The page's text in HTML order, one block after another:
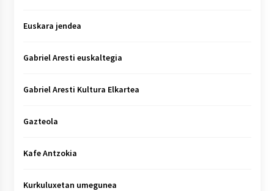
Euskara jendea
Gabriel Aresti euskaltegia
Gabriel Aresti Kultura Elkartea
Gazteola
Kafe Antzokia
Kurkuluxetan umegunea